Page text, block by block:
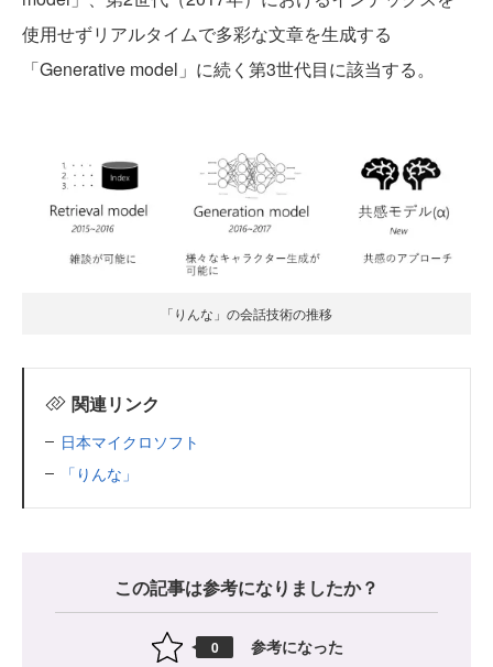
使用せずリアルタイムで多彩な文章を生成する
「Generative model」に続く第3世代目に該当する。
「りんな」の会話技術の推移
関連リンク
日本マイクロソフト
「りんな」
この記事は参考になりましたか？
0 参考になった